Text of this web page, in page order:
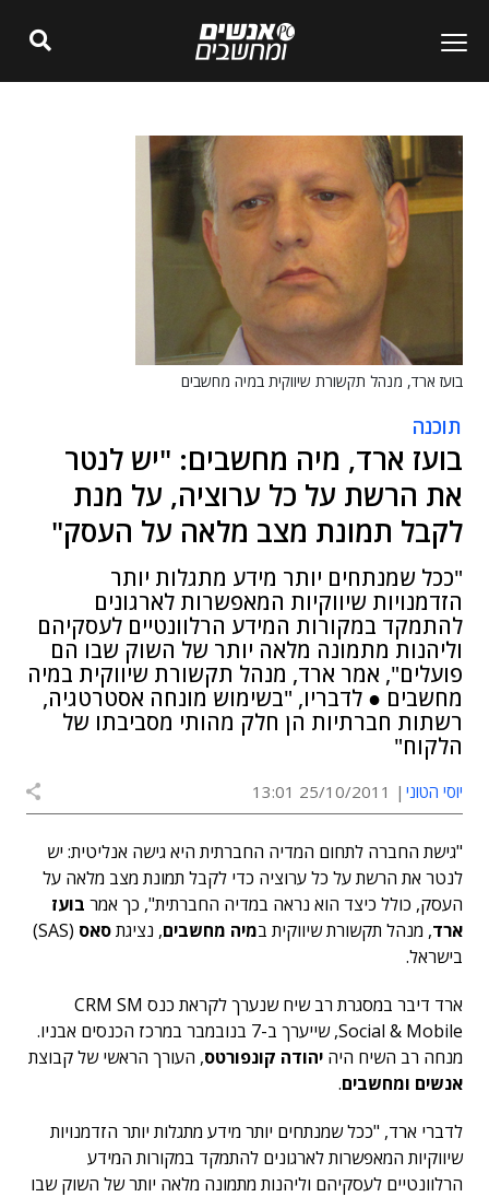
בועז ארד, מנהל תקשורת שיווקית במיה מחשבים
תוכנה
בועז ארד, מיה מחשבים: "יש לנטר
את הרשת על כל ערוציה, על מנת
לקבל תמונת מצב מלאה על העסק"
"ככל שמנתחים יותר מידע מתגלות יותר
הזדמנויות שיווקיות המאפשרות לארגונים
להתמקד במקורות המידע הרלוונטיים לעסקיהם
וליהנות מתמונה מלאה יותר של השוק שבו הם
פועלים", אמר ארד, מנהל תקשורת שיווקית במיה
מחשבים ● לדבריו, "בשימוש מונחה אסטרטגיה,
רשתות חברתיות הן חלק מהותי מסביבתו של
הלקוח"
יוסי הטוני 25/10/2011 13:01
"גישת החברה לתחום המדיה החברתית היא גישה אנליטית: יש
לנטר את הרשת על כל ערוציה כדי לקבל תמונת מצב מלאה על
העסק, כולל כיצד הוא נראה במדיה החברתית", כך אמר בועז
ארד, מנהל תקשורת שיווקית במיה מחשבים, נציגתסאס
(SAS)
בישראל.
ארד דיבר במסגרת רב שיח שנערך לקראת כנס CRM SM
Social & Mobile, שייערך ב-7 בנובמבר במרכז הכנסים אבניו.
מנחה רב השיח היה יהודה קונפורטס, העורך הראשי של קבוצת
אנשים ומחשבים.
לדברי ארד, "ככל שמנתחים יותר מידע מתגלות יותר הזדמנויות
שיווקיות המאפשרות לארגונים להתמקד במקורות המידע
הרלוונטיים לעסקיהם וליהנות מתמונה מלאה יותר של השוק שבו